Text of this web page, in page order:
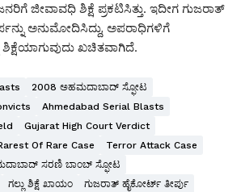
ಜೀವಾವಧಿ ಶಿಕ್ಷೆ ಪ್ರಕಟಿಸಿತ್ತು. ಇದೀಗ ಗುಜರಾತ್
ಅನುಮೋದಿಸಿದ್ದು, ಅಪರಾಧಿಗಳಿಗೆ
ಖಚಿತವಾಗಿದೆ.
2008 ಅಹಮದಾಬಾದ್ ಸ್ಫೋಟ
Ahmedabad Serial Blasts
Gujarat High Court Verdict
Of Rare Case
Terror Attack Case
ಸರಣಿ ಬಾಂಬ್ ಸ್ಫೋಟ
ಗಲ್ಲು ಶಿಕ್ಷೆ ಖಾಯಂ
ಗುಜರಾತ್ ಹೈಕೋರ್ಟ್ ತೀರ್ಪು